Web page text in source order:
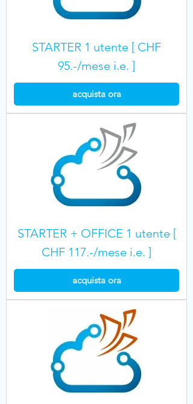
STARTER 1 utente [ CHF
95.-/mese i.e. ]
acquista ora
STARTER + OFFICE 1 utente [
CHF 117.-/mese i.e. ]
acquista ora